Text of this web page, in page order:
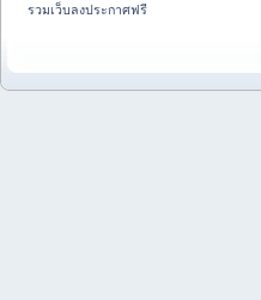
รวมเว็บลงประกาศฟรี